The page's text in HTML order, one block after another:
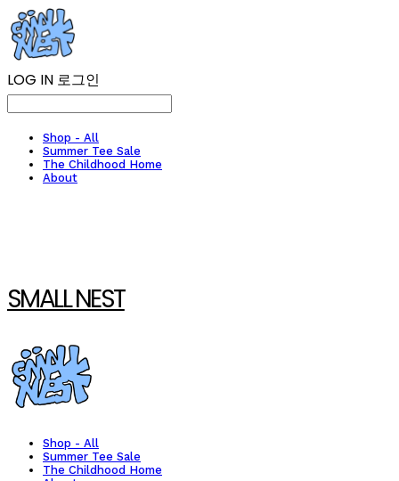
LOG IN 로그인
Shop - All
Summer Tee Sale
The Childhood Home
About
SMALL NEST
Shop - All
Summer Tee Sale
The Childhood Home